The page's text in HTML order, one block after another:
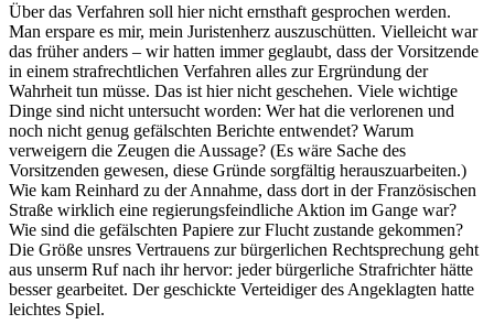
Über das Verfahren soll hier nicht ernsthaft gesprochen werden.
Man erspare es mir, mein Juristenherz auszuschütten. Vielleicht war
das früher anders – wir hatten immer geglaubt, dass der Vorsitzende
in einem strafrechtlichen Verfahren alles zur Ergründung der
Wahrheit tun müsse. Das ist hier nicht geschehen. Viele wichtige
Dinge sind nicht untersucht worden: Wer hat die verlorenen und
noch nicht genug gefälschten Berichte entwendet? Warum
verweigern die Zeugen die Aussage? (Es wäre Sache des
Vorsitzenden gewesen, diese Gründe sorgfältig herauszuarbeiten.)
Wie kam Reinhard zu der Annahme, dass dort in der Französischen
Straße wirklich eine regierungsfeindliche Aktion im Gange war?
Wie sind die gefälschten Papiere zur Flucht zustande gekommen?
Die Größe unsres Vertrauens zur bürgerlichen Rechtsprechung geht
aus unserm Ruf nach ihr hervor: jeder bürgerliche Strafrichter hätte
besser gearbeitet. Der geschickte Verteidiger des Angeklagten hatte
leichtes Spiel.